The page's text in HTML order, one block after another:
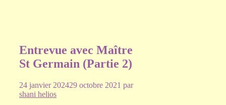
Entrevue avec Maître
St Germain (Partie 2)
24 janvier 202429 octobre 2021 par
shani helios